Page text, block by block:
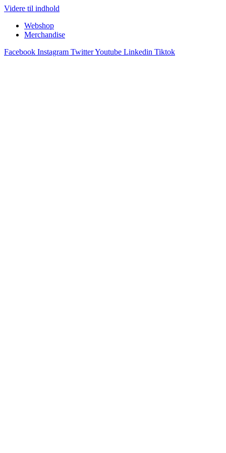
Videre til indhold
Webshop
Merchandise
Facebook Instagram TwitterYoutube Linkedin Tiktok